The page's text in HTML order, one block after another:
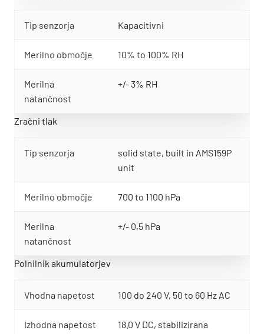
Tip senzorja Kapacitivni
Merilno območje 10% to 100% RH
Merilna
natančnost
+/- 3% RH
Zračni tlak
Tip senzorja
solid state, built in AMS159P
unit
Merilno območje 700 to 1100 hPa
Merilna
natančnost
+/- 0,5 hPa
Polnilnik akumulatorjev
Vhodna napetost 100 do 240 V, 50 to 60 Hz AC
Izhodna napetost 18.0 V DC, stabilizirana